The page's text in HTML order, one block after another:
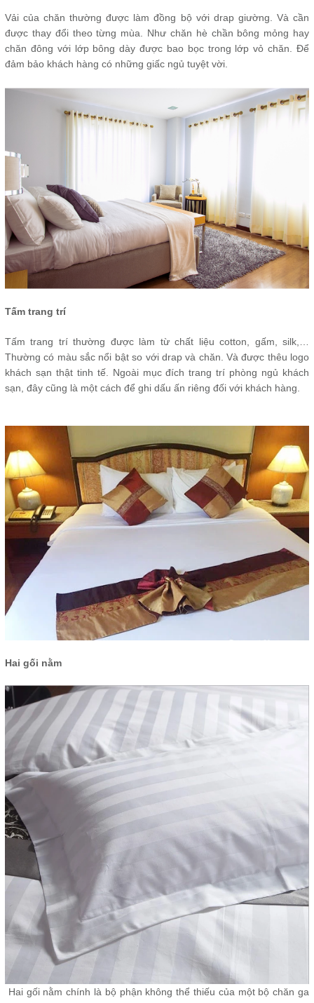
Vải của chăn thường được làm đồng bộ với drap giường. Và cần
được thay đổi theo từng mùa. Như chăn hè chần bông mỏng hay
chăn đông với lớp bông dày được bao bọc trong lớp vỏ chăn. Để
đảm bảo khách hàng có những giấc ngủ tuyệt vời.
Tấm trang trí
Tấm trang trí thường được làm từ chất liệu cotton, gấm, silk,…
Thường có màu sắc nổi bật so với drap và chăn. Và được thêu logo
khách sạn thật tinh tế. Ngoài mục đích trang trí phòng ngủ khách
sạn, đây cũng là một cách để ghi dấu ấn riêng đối với khách hàng.
Hai gối nằm
Hai gối nằm chính là bộ phận không thể thiếu của một bộ chăn ga